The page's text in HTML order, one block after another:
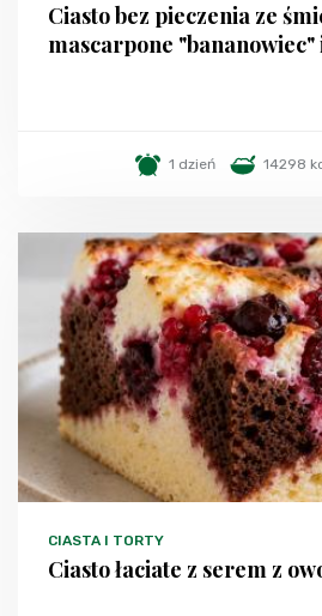
Ciasto bez pieczenia ze
mascarpone
1 dzień 14298
CIASTA I TORTY
Ciasto łaciate z serem z